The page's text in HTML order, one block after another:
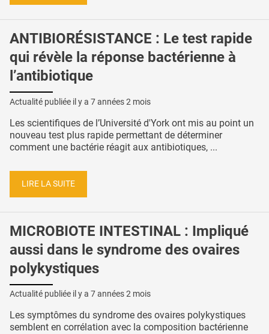
ANTIBIORÉSISTANCE : Le test rapide
qui révèle la réponse bactérienne à
l’antibiotique
Actualité publiée il y a 7 années 2 mois
Les scientifiques de l’Université d'York ont mis au point un
nouveau test plus rapide permettant de déterminer
comment une bactérie réagit aux antibiotiques, ...
LIRE LA SUITE
MICROBIOTE INTESTINAL : Impliqué
aussi dans le syndrome des ovaires
polykystiques
Actualité publiée il y a 7 années 2 mois
Les symptômes du syndrome des ovaires polykystiques
semblent en corrélation avec la composition bactérienne